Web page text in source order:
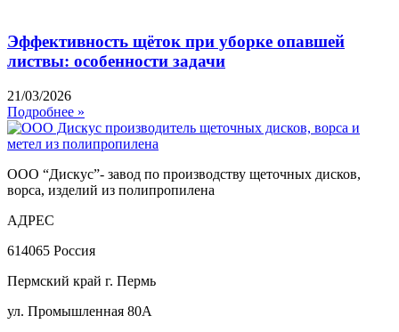
Эффективность щёток при уборке опавшей
листвы: особенности задачи
21/03/2026
Подробнее »
ООО “Дискус”- завод по производству щеточных дисков,
ворса, изделий из полипропилена
АДРЕС
614065 Россия
Пермский край г. Пермь
ул. Промышленная 80А